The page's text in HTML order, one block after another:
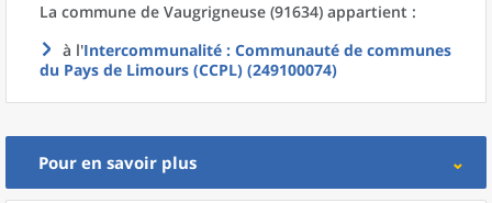
La commune de Vaugrigneuse (91634) appartient :
à l'Intercommunalité : Communauté de communes
du Pays de Limours (CCPL) (249100074)
Pour en savoir plus